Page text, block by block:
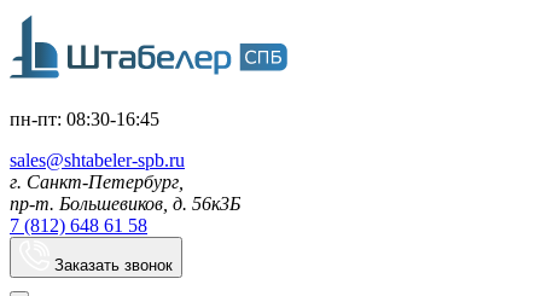
пн-пт: 08:30-16:45
sales@shtabeler-spb.ru
г. Санкт-Петербург,
пр-т. Большевиков, д. 56к3Б
7 (812) 648 61 58
Заказать звонок